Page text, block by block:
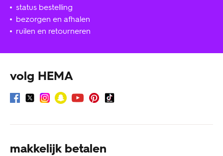
status bestelling
bezorgen en afhalen
ruilen en retourneren
volg HEMA
makkelijk betalen